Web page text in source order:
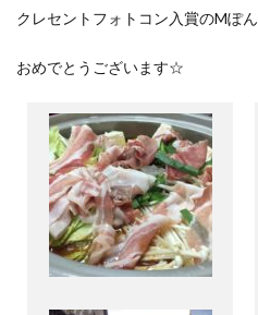
クレセントフォトコン入賞のMぽん
おめでとうございます☆